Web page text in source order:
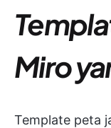
Miro
Template peta